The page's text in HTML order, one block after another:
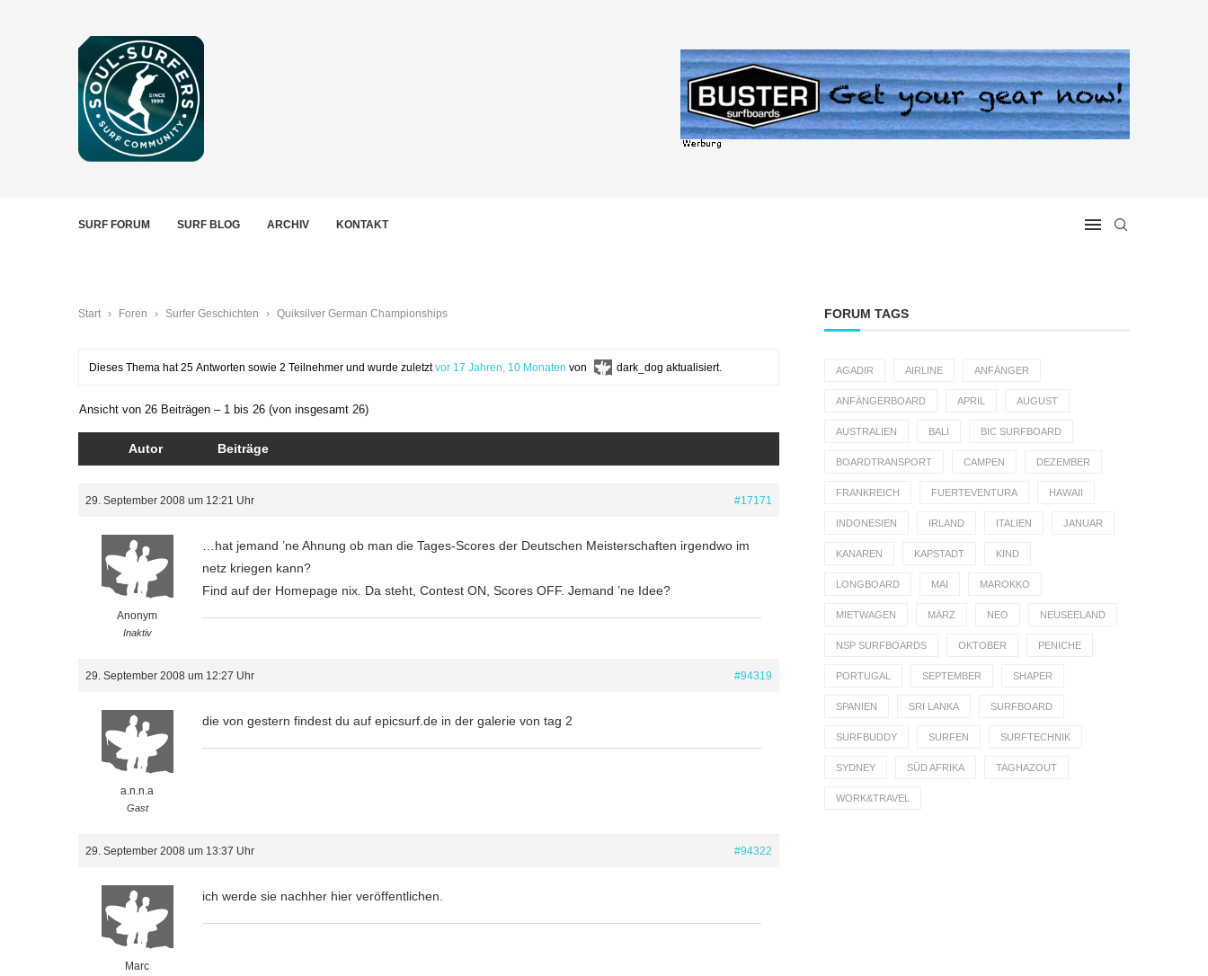
SURF FORUM SURF BLOG ARCHIV KONTAKT
Start › Foren › Surfer Geschichten › Quiksilver German Championships
Dieses Thema hat 25 Antworten sowie 2 Teilnehmer und wurde zuletztvor 17 Jahren, 10 Monaten von dark_dog aktualisiert.
Ansicht von 26 Beiträgen – 1 bis 26 (von insgesamt 26)
Autor Beiträge
29. September 2008 um 12:21 Uhr #17171
Anonym
Inaktiv
…hat jemand ’ne Ahnung ob man die Tages-Scores der Deutschen Meisterschaften irgendwo im
netz kriegen kann?
Find auf der Homepage nix. Da steht, Contest ON, Scores OFF. Jemand ’ne Idee?
29. September 2008 um 12:27 Uhr #94319
a.n.n.a
Gast
die von gestern findest du auf epicsurf.de in der galerie von tag 2
29. September 2008 um 13:37 Uhr #94322
Marc
ich werde sie nachher hier veröffentlichen.
FORUM TAGS
AGADIR AIRLINE ANFÄNGER
ANFÄNGERBOARD APRIL AUGUST
AUSTRALIEN BALI BIC SURFBOARD
BOARDTRANSPORT CAMPEN DEZEMBER
FRANKREICH FUERTEVENTURA HAWAII
INDONESIEN IRLAND ITALIEN JANUAR
KANAREN KAPSTADT KIND
LONGBOARD MAI MAROKKO
MIETWAGEN MÄRZ NEO NEUSEELAND
NSP SURFBOARDS OKTOBER PENICHE
PORTUGAL SEPTEMBER SHAPER
SPANIEN SRI LANKA SURFBOARD
SURFBUDDY SURFEN SURFTECHNIK
SYDNEY SÜD AFRIKA TAGHAZOUT
WORK&TRAVEL